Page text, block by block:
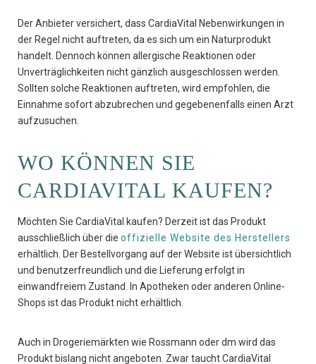
Der Anbieter versichert, dass CardiaVital Nebenwirkungen in
der Regel nicht auftreten, da es sich um ein Naturprodukt
handelt. Dennoch können allergische Reaktionen oder
Unverträglichkeiten nicht gänzlich ausgeschlossen werden.
Sollten solche Reaktionen auftreten, wird empfohlen, die
Einnahme sofort abzubrechen und gegebenenfalls einen Arzt
aufzusuchen.
WO KÖNNEN SIE
CARDIAVITAL KAUFEN?
Möchten Sie CardiaVital kaufen? Derzeit ist das Produkt
ausschließlich über die offizielle Website des Herstellers
erhältlich. Der Bestellvorgang auf der Website ist übersichtlich
und benutzerfreundlich und die Lieferung erfolgt in
einwandfreiem Zustand. In Apotheken oder anderen Online-
Shops ist das Produkt nicht erhältlich.
Auch in Drogeriemärkten wie Rossmann oder dm wird das
Produkt bislang nicht angeboten. Zwar taucht CardiaVital